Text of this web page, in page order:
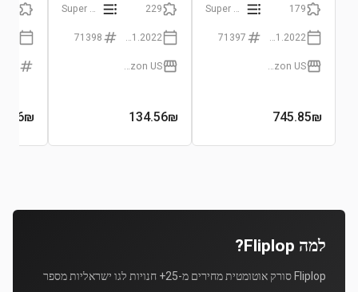
179
71397
745.85₪
229
71398
134.56₪
₪
למה Fliplop?
Fliplop סורק אוטומטית מחירים מ-25+ חנויות לגו ישראליות מספר